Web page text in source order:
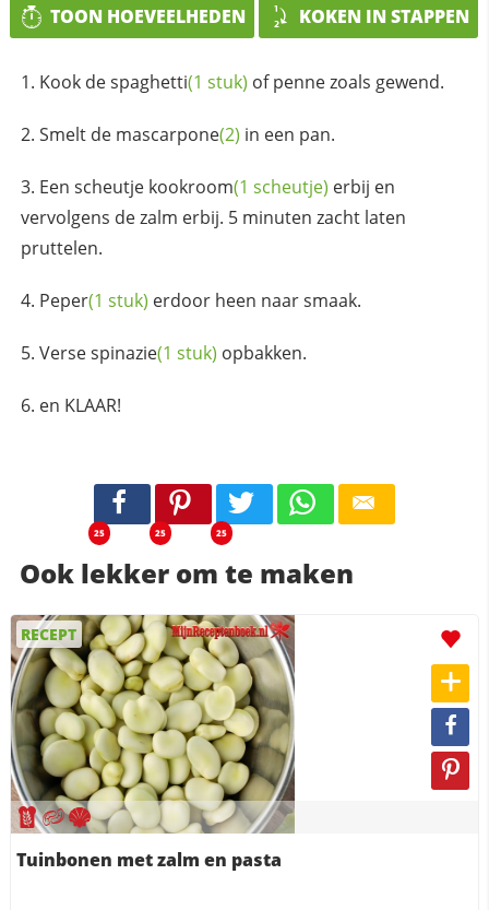
TOON HOEVEELHEDEN KOKEN IN STAPPEN
Kook despaghetti(1 stuk) of penne zoals gewend.
Smelt de mascarpone(2) in een pan.
Een scheutje kookroom(1 scheutje) erbij en
vervolgens de zalm erbij. 5 minuten zacht laten
pruttelen.
Peper(1 stuk) erdoor heen naar smaak.
Versespinazie(1 stuk) opbakken.
en KLAAR!
25 25 25
Ook lekker om te maken
RECEPT
Tuinbonen met zalm en pasta